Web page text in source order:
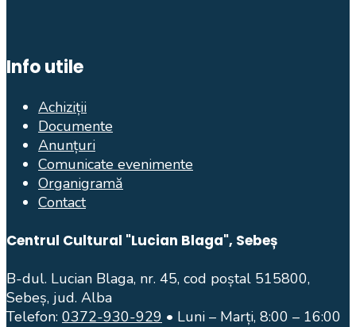
Info utile
Achiziții
Documente
Anunțuri
Comunicate evenimente
Organigramă
Contact
Centrul Cultural "Lucian Blaga", Sebeș
B-dul. Lucian Blaga, nr. 45, cod poștal 515800,
Sebeș, jud. Alba
Telefon: 0372-930-929 • Luni – Marți, 8:00 – 16:00